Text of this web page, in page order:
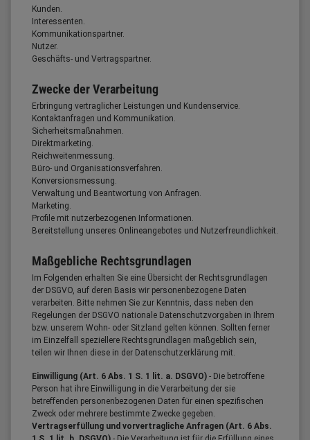
Kunden.
Interessenten.
Kommunikationspartner.
Nutzer.
Geschäfts- und Vertragspartner.
Zwecke der Verarbeitung
Erbringung vertraglicher Leistungen und Kundenservice.
Kontaktanfragen und Kommunikation.
Sicherheitsmaßnahmen.
Direktmarketing.
Reichweitenmessung.
Büro- und Organisationsverfahren.
Konversionsmessung.
Verwaltung und Beantwortung von Anfragen.
Marketing.
Profile mit nutzerbezogenen Informationen.
Bereitstellung unseres Onlineangebotes und Nutzerfreundlichkeit.
Maßgebliche Rechtsgrundlagen
Im Folgenden erhalten Sie eine Übersicht der Rechtsgrundlagen
der DSGVO, auf deren Basis wir personenbezogene Daten
verarbeiten. Bitte nehmen Sie zur Kenntnis, dass neben den
Regelungen der DSGVO nationale Datenschutzvorgaben in Ihrem
bzw. unserem Wohn- oder Sitzland gelten können. Sollten ferner
im Einzelfall speziellere Rechtsgrundlagen maßgeblich sein,
teilen wir Ihnen diese in der Datenschutzerklärung mit.
Einwilligung (Art. 6 Abs. 1 S. 1 lit. a. DSGVO) - Die betroffene
Person hat ihre Einwilligung in die Verarbeitung der sie
betreffenden personenbezogenen Daten für einen spezifischen
Zweck oder mehrere bestimmte Zwecke gegeben.
Vertragserfüllung und vorvertragliche Anfragen (Art. 6 Abs.